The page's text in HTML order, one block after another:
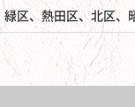
緑区、熱田区、北区、